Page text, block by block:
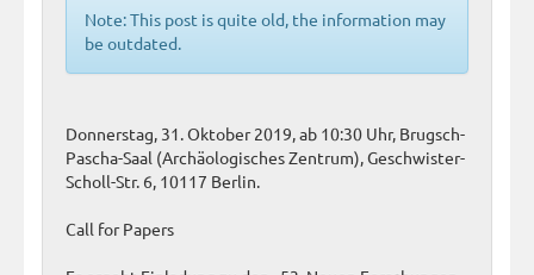
Note: This post is quite old, the information may
be outdated.
Donnerstag, 31. Oktober 2019, ab 10:30 Uhr, Brugsch-
Pascha-Saal (Archäologisches Zentrum), Geschwister-
Scholl-Str. 6, 10117 Berlin.
Call for Papers